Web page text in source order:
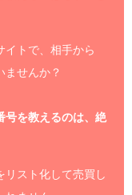
イトで、相手から
ませんか？
号を教えるのは、絶
スト化して売買し